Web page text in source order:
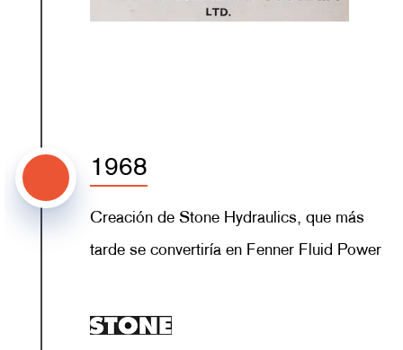
1968
Creación de Stone Hydraulics, que más
tarde se convertiría en Fenner Fluid Power